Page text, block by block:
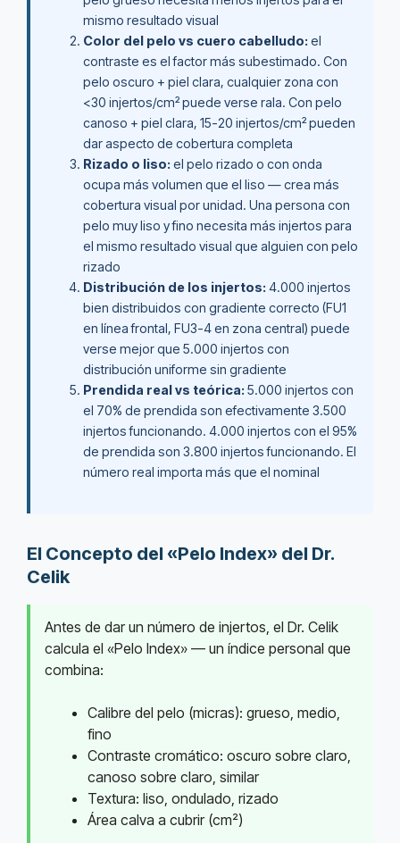
mismo resultado visual
Color del pelo vs cuero cabelludo: el
contraste es el factor más subestimado. Con
pelo oscuro + piel clara, cualquier zona con
<30 injertos/cm² puede verse rala. Con pelo
canoso + piel clara, 15-20 injertos/cm² pueden
dar aspecto de cobertura completa
Rizado o liso: el pelo rizado o con onda
ocupa más volumen que el liso — crea más
cobertura visual por unidad. Una persona con
pelo muy liso y fino necesita más injertos para
el mismo resultado visual que alguien con pelo
rizado
Distribución de los injertos: 4.000 injertos
bien distribuidos con gradiente correcto (FU1
en línea frontal, FU3-4 en zona central) puede
verse mejor que 5.000 injertos con
distribución uniforme sin gradiente
Prendida real vs teórica: 5.000 injertos con
el 70% de prendida son efectivamente 3.500
injertos funcionando. 4.000 injertos con el 95%
de prendida son 3.800 injertos funcionando. El
número real importa más que el nominal
El Concepto del «Pelo Index» del Dr.
Celik
Antes de dar un número de injertos, el Dr. Celik
calcula el «Pelo Index» — un índice personal que
combina:
Calibre del pelo (micras): grueso, medio,
fino
Contraste cromático: oscuro sobre claro,
canoso sobre claro, similar
Textura: liso, ondulado, rizado
Área calva a cubrir (cm²)